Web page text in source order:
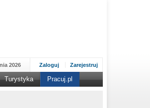
Zaloguj Zarejestruj
2026
Turystyka Pracuj.pl